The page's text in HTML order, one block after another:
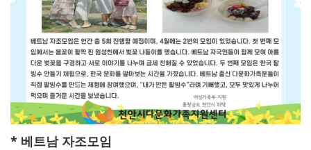
* 베트남 자조모임